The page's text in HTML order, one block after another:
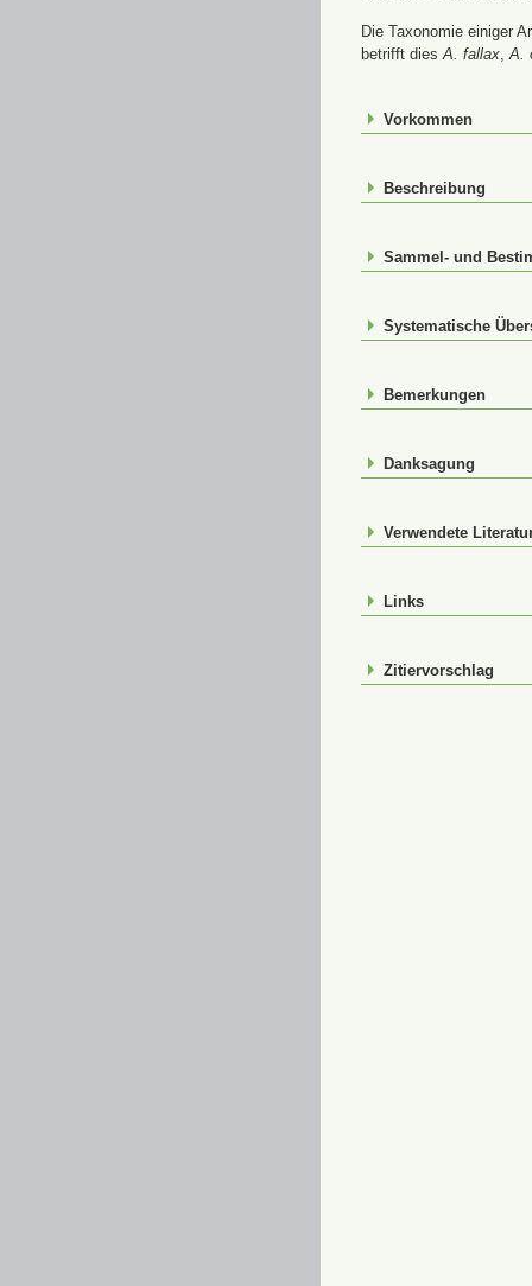
Die Taxonomie einiger
betrifft diesA. fallax,A.
Vorkommen
Beschreibung
Sammel- und
Systematische
Bemerkungen
Danksagung
Verwendete
Links
Zitiervorschlag